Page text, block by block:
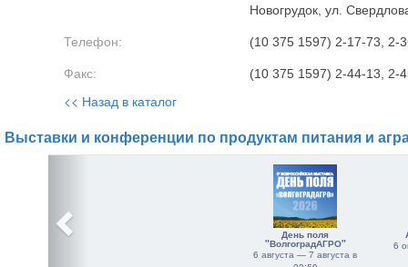
Новогрудок, ул.
Телефон: (10 375 1597) 2-17-73, 2-
Факс: (10 375 1597) 2-44-13, 2-
<< Назад в каталог
Выставки и конференции по продуктам питания и
День поля
"ВолгоградАГРО"
6 августа — 7 августа в
6